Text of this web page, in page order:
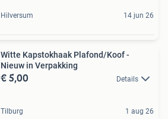
Hilversum 14 jun 26
Witte Kapstokhaak Plafond/Koof -
Nieuw in Verpakking
€ 5,00 Details
Tilburg 1 aug 26